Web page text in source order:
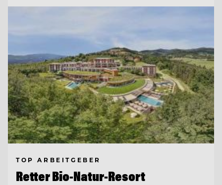
TOP ARBEITGEBER
Retter Bio-Natur-Resort